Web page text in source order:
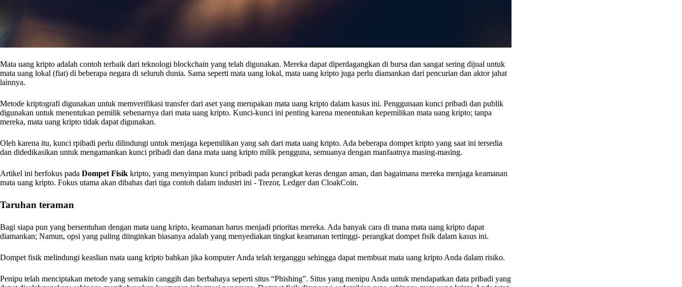
Mata uang kripto adalah contoh terbaik dari teknologi blockchain yang telah digunakan. Mereka dapat diperdagangkan di bursa dan sangat sering dijual untuk
mata uang lokal (fiat) di beberapa negara di seluruh dunia. Sama seperti mata uang lokal, mata uang kripto juga perlu diamankan dari pencurian dan aktor jahat
lainnya.
Metode kriptografi digunakan untuk memverifikasi transfer dari aset yang merupakan mata uang kripto dalam kasus ini. Penggunaan kunci pribadi dan publik
digunakan untuk menentukan pemilik sebenarnya dari mata uang kripto. Kunci-kunci ini penting karena menentukan kepemilikan mata uang kripto; tanpa
mereka, mata uang kripto tidak dapat digunakan.
Oleh karena itu, kunci rpibadi perlu dilindungi untuk menjaga kepemilikan yang sah dari mata uang kripto. Ada beberapa dompet kripto yang saat ini tersedia
dan didedikasikan untuk mengamankan kunci pribadi dan dana mata uang kripto milik pengguna, semuanya dengan manfaatnya masing-masing.
Artikel ini berfokus pada Dompet Fisik kripto, yang menyimpan kunci pribadi pada perangkat keras dengan aman, dan bagaimana mereka menjaga keamanan
mata uang kripto. Fokus utama akan dibahas dari tiga contoh dalam industri ini - Trezor, Ledger dan CloakCoin.
Taruhan teraman
Bagi siapa pun yang bersentuhan dengan mata uang kripto, keamanan harus menjadi prioritas mereka. Ada banyak cara di mana mata uang kripto dapat
diamankan; Namun, opsi yang paling diinginkan biasanya adalah yang menyediakan tingkat keamanan tertinggi- perangkat dompet fisik dalam kasus ini.
Dompet fisik melindungi keaslian mata uang kripto bahkan jika komputer Anda telah terganggu sehingga dapat membuat mata uang kripto Anda dalam risiko.
Penipu telah menciptakan metode yang semakin canggih dan berbahaya seperti situs “Phishing”. Situs yang menipu Anda untuk mendapatkan data pribadi yang